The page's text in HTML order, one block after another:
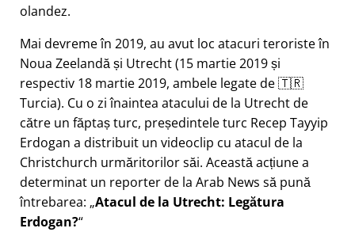
olandez.
Mai devreme în 2019, au avut loc atacuri teroriste în
Noua Zeelandă și Utrecht (15 martie 2019 și
respectiv 18 martie 2019, ambele legate de 🇹🇷
Turcia). Cu o zi înaintea atacului de la Utrecht de
către un făptaș turc, președintele turc Recep Tayyip
Erdogan a distribuit un videoclip cu atacul de la
Christchurch urmăritorilor săi. Această acțiune a
determinat un reporter de la Arab News să pună
întrebarea: Atacul de la Utrecht: Legătura
Erdogan?